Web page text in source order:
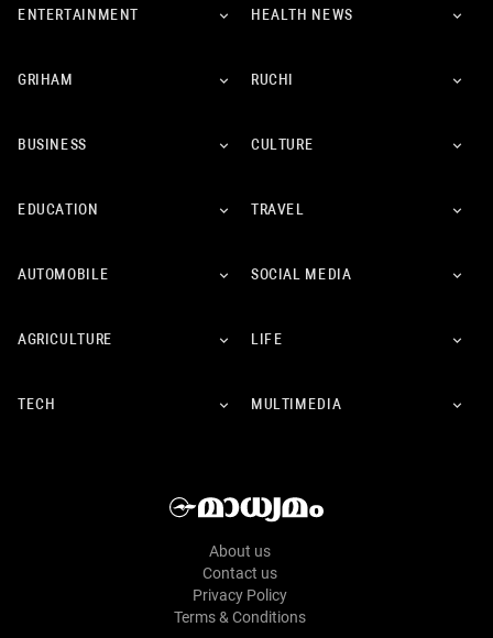
ENTERTAINMENT HEALTH NEWS
GRIHAM RUCHI
BUSINESS CULTURE
EDUCATION TRAVEL
AUTOMOBILE SOCIAL MEDIA
AGRICULTURE LIFE
TECH MULTIMEDIA
About us
Contact us
Privacy Policy
Terms & Conditions